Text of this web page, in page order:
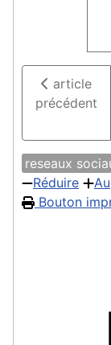
article
précédent
reseaux
Réduire
Bouton